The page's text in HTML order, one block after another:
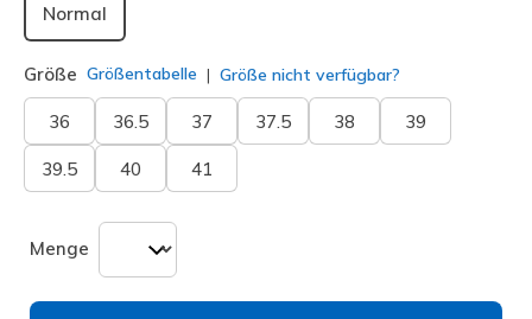
Normal
Größe Größentabelle Größe nicht verfügbar?
36 36.5 37 37.5 38 39
39.5 40 41
Menge